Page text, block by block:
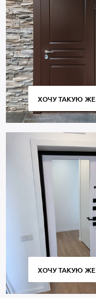
ХОЧУ ТАКУЮ ЖЕ
ХОЧУ ТАКУЮ ЖЕ